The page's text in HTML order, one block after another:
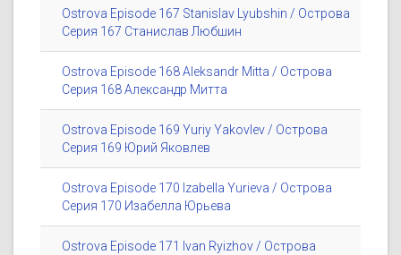
Ostrova Episode 167 Stanislav Lyubshin / Острова
Серия 167 Станислав Любшин
Ostrova Episode 168 Aleksandr Mitta / Острова
Серия 168 Александр Митта
Ostrova Episode 169 Yuriy Yakovlev / Острова
Серия 169 Юрий Яковлев
Ostrova Episode 170 Izabella Yurieva / Острова
Серия 170 Изабелла Юрьева
Ostrova Episode 171 Ivan Ryizhov / Острова